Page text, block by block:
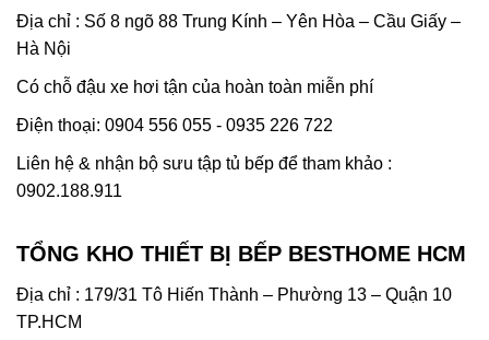
Địa chỉ : Số 8 ngõ 88 Trung Kính – Yên Hòa – Cầu Giấy –
Hà Nội
Có chỗ đậu xe hơi tận của hoàn toàn miễn phí
Điện thoại: 0904 556 055 - 0935 226 722
Liên hệ & nhận bộ sưu tập tủ bếp để tham khảo :
0902.188.911
TỔNG KHO THIẾT BỊ BẾP BESTHOME HCM
Địa chỉ : 179/31 Tô Hiến Thành – Phường 13 – Quận 10
TP.HCM